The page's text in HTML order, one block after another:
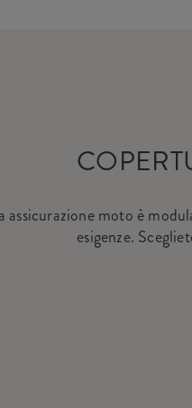
assicurazione moto è
esigenze.